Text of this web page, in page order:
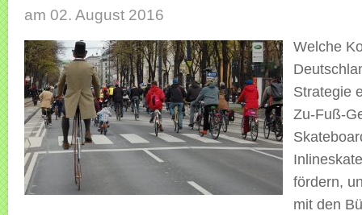
am 02. August 2016
Welche
Strategie
Zu-Fuß-
fördern,
mit den